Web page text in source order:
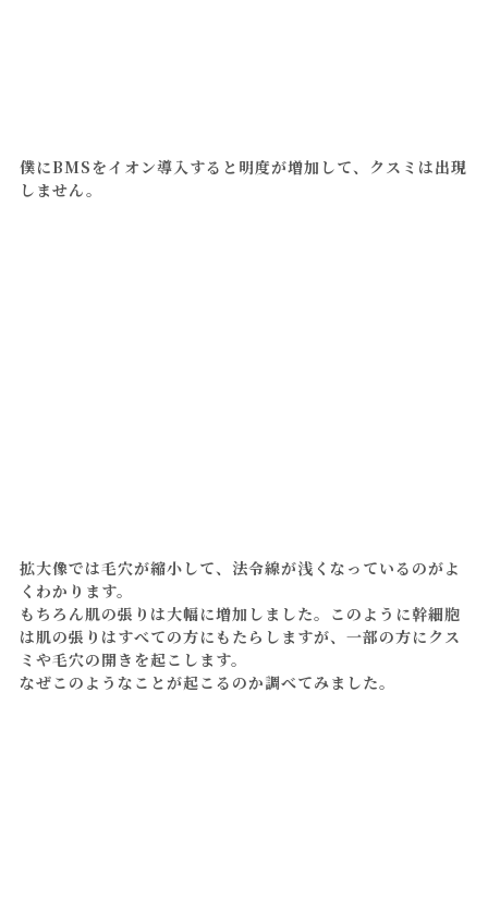
僕にBMSをイオン導入すると明度が増加して、クスミは出現
しません。
拡大像では毛穴が縮小して、法令線が浅くなっているのがよ
くわかります。
もちろん肌の張りは大幅に増加しました。このように幹細胞
は肌の張りはすべての方にもたらしますが、一部の方にクス
ミや毛穴の開きを起こします。
なぜこのようなことが起こるのか調べてみました。